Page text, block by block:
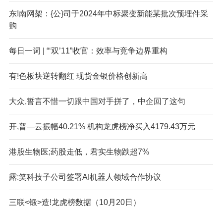
东!南网架：{公}司于2024年中标聚变新能某批次预埋件采
购
每日一词 | “‘双’11”收官：效率与竞争边界重构
有!色板块逆转翻红 现货金银价格创新高
大众,誓言不惜一切跟中国对手拼了，中企回了这句
开,普—云振幅40.21% 机构龙虎榜净买入4179.43万元
港股生物医;药股走低，君实生物跌超7%
露:笑科技子公司签署AI机器人领域合作协议
三联<锻>造!龙虎榜数据（10月20日）